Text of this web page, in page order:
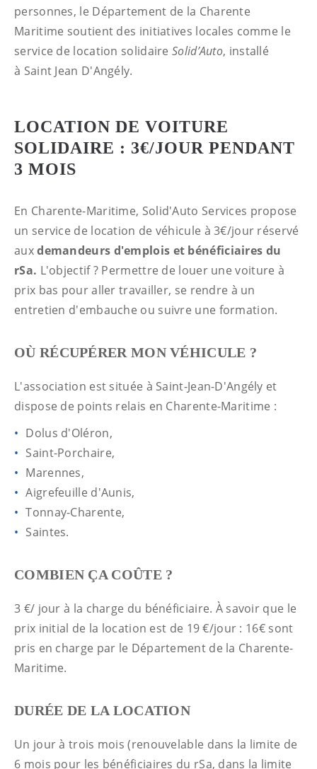
personnes, le Département de la Charente
Maritime soutient des initiatives locales comme le
service de location solidaireSolid’Auto, installé
à Saint Jean D'Angély.
LOCATION DE VOITURE
SOLIDAIRE : 3€/JOUR PENDANT
3 MOIS
En Charente-Maritime, Solid'Auto Services propose
un service de location de véhicule à 3€/jour réservé
auxdemandeurs d'emplois et bénéficiaires du
rSa. L'objectif ? Permettre de louer une voiture à
prix bas pour aller travailler, se rendre à un
entretien d'embauche ou suivre une formation.
OÙ RÉCUPÉRER MON VÉHICULE ?
L'association est située à Saint-Jean-D'Angély et
dispose de points relais en Charente-Maritime :
Dolus d'Oléron,
Saint-Porchaire,
Marennes,
Aigrefeuille d'Aunis,
Tonnay-Charente,
Saintes.
COMBIEN ÇA COÛTE ?
3 €/ jour à la charge du bénéficiaire. À savoir que le
prix initial de la location est de 19 €/jour : 16€ sont
pris en charge par le Département de la Charente-
Maritime.
DURÉE DE LA LOCATION
Un jour à trois mois (renouvelable dans la limite de
6 mois pour les bénéficiaires du rSa, dans la limite